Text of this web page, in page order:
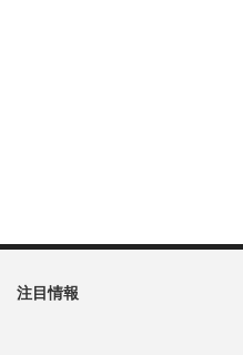
注目情報